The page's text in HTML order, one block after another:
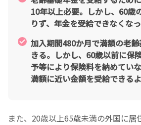
10年以上必要。しかし、60歳
りず、年金を受給できなくな
加入期間480か月で満額の老
きる。しかし、60歳以前に保
予等により保険料を納めてい
満額に近い金額を受給できる
また、20歳以上65歳未満の外国に居